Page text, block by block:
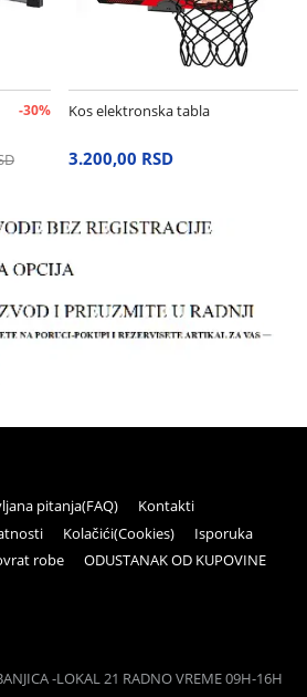
-30% Kos elektronska tabla
3.200,00 RSD
pitanja(FAQ)
Kontakti
Kolačići(Cookies)
Isporuka
robe ODUSTANAK OD KUPOVINE
-LOKAL 21 RADNO VREME 09H-16H